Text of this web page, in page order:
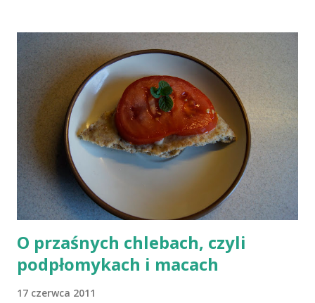
weganie (ludzie, którzy nie spożywają mięsa i produktów
pochodzenia zwierzęcego), laktoowowegetarianie (osoby, które
nie spożywają produktów mięsnych, ale włączają do diety
produkty pochodzenia zwierzęcego, takie jak mleko, przetwory
mleczne i jajka), osoby po 50 roku życia, niezależnie od ich diety,
osoby, które poddały się operacji żołądka lub którym wycięto
dolną część jelita cienkiego, a także osoby chorujące na AIDS.
Inni, w tym np. osoby chorujące na cukrzycę, a także każ...
O przaśnych chlebach, czyli
podpłomykach i macach
17 czerwca 2011